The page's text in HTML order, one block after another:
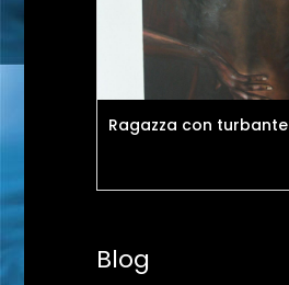
Ragazza con turbante
Blog